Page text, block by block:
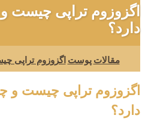
اگزوزوم تراپی چیست و
دارد؟
مقالات پوست اگزوزوم تراپی
اگزوزوم تراپی چیست و
دارد؟